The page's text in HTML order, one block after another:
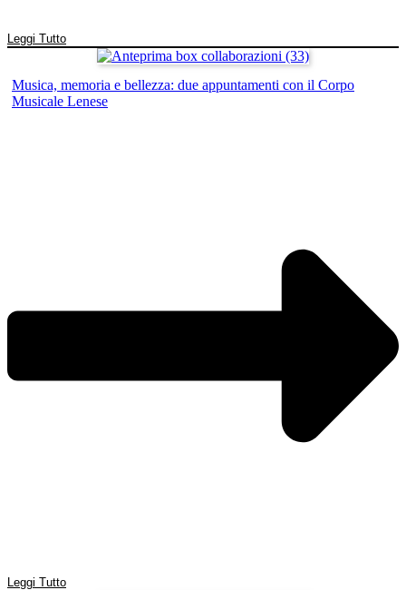
Leggi Tutto
Musica, memoria e bellezza: due appuntamenti con il Corpo
Musicale Lenese
Leggi Tutto